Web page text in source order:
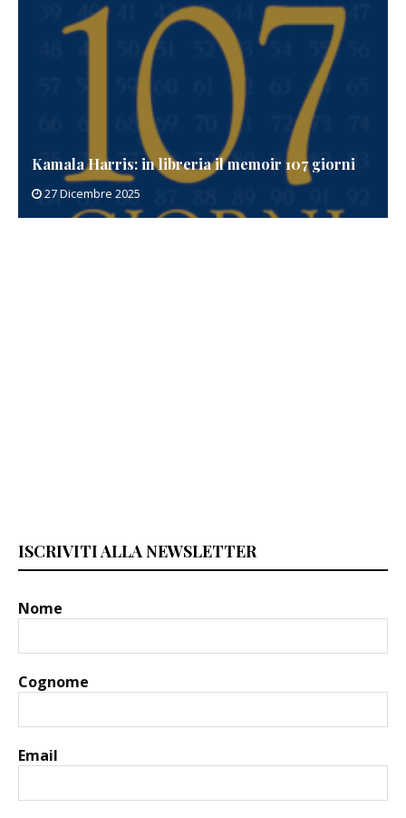
Kamala Harris: in libreria il memoir 107 giorni
27 Dicembre 2025
ISCRIVITI ALLA NEWSLETTER
Nome
Cognome
Email